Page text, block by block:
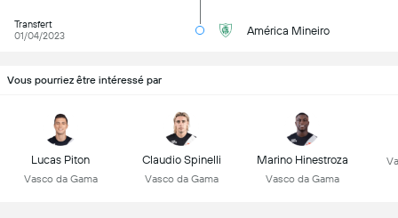
Transfert
01/04/2023
América Mineiro
Vous pourriez être intéressé par
Lucas Piton
Vasco da Gama
Claudio Spinelli
Vasco da Gama
Marino Hinestroza
Vasco da Gama